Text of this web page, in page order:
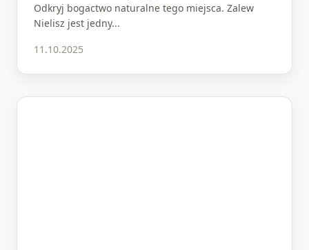
Odkryj bogactwo naturalne tego miejsca. Zalew
Nielisz jest jedny...
11.10.2025